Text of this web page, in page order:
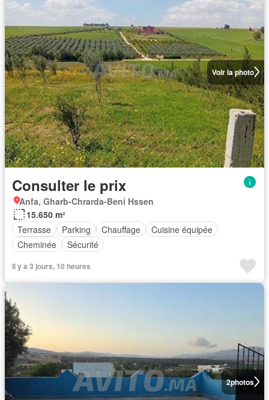
Voir la photo
Consulter le prix
Anfa, Gharb-Chrarda-Beni Hssen
15.650 m²
Terrasse
Parking Chauffage
Cuisine équipée
Cheminée
Sécurité
Il y a 3 jours, 10 heures
2photos